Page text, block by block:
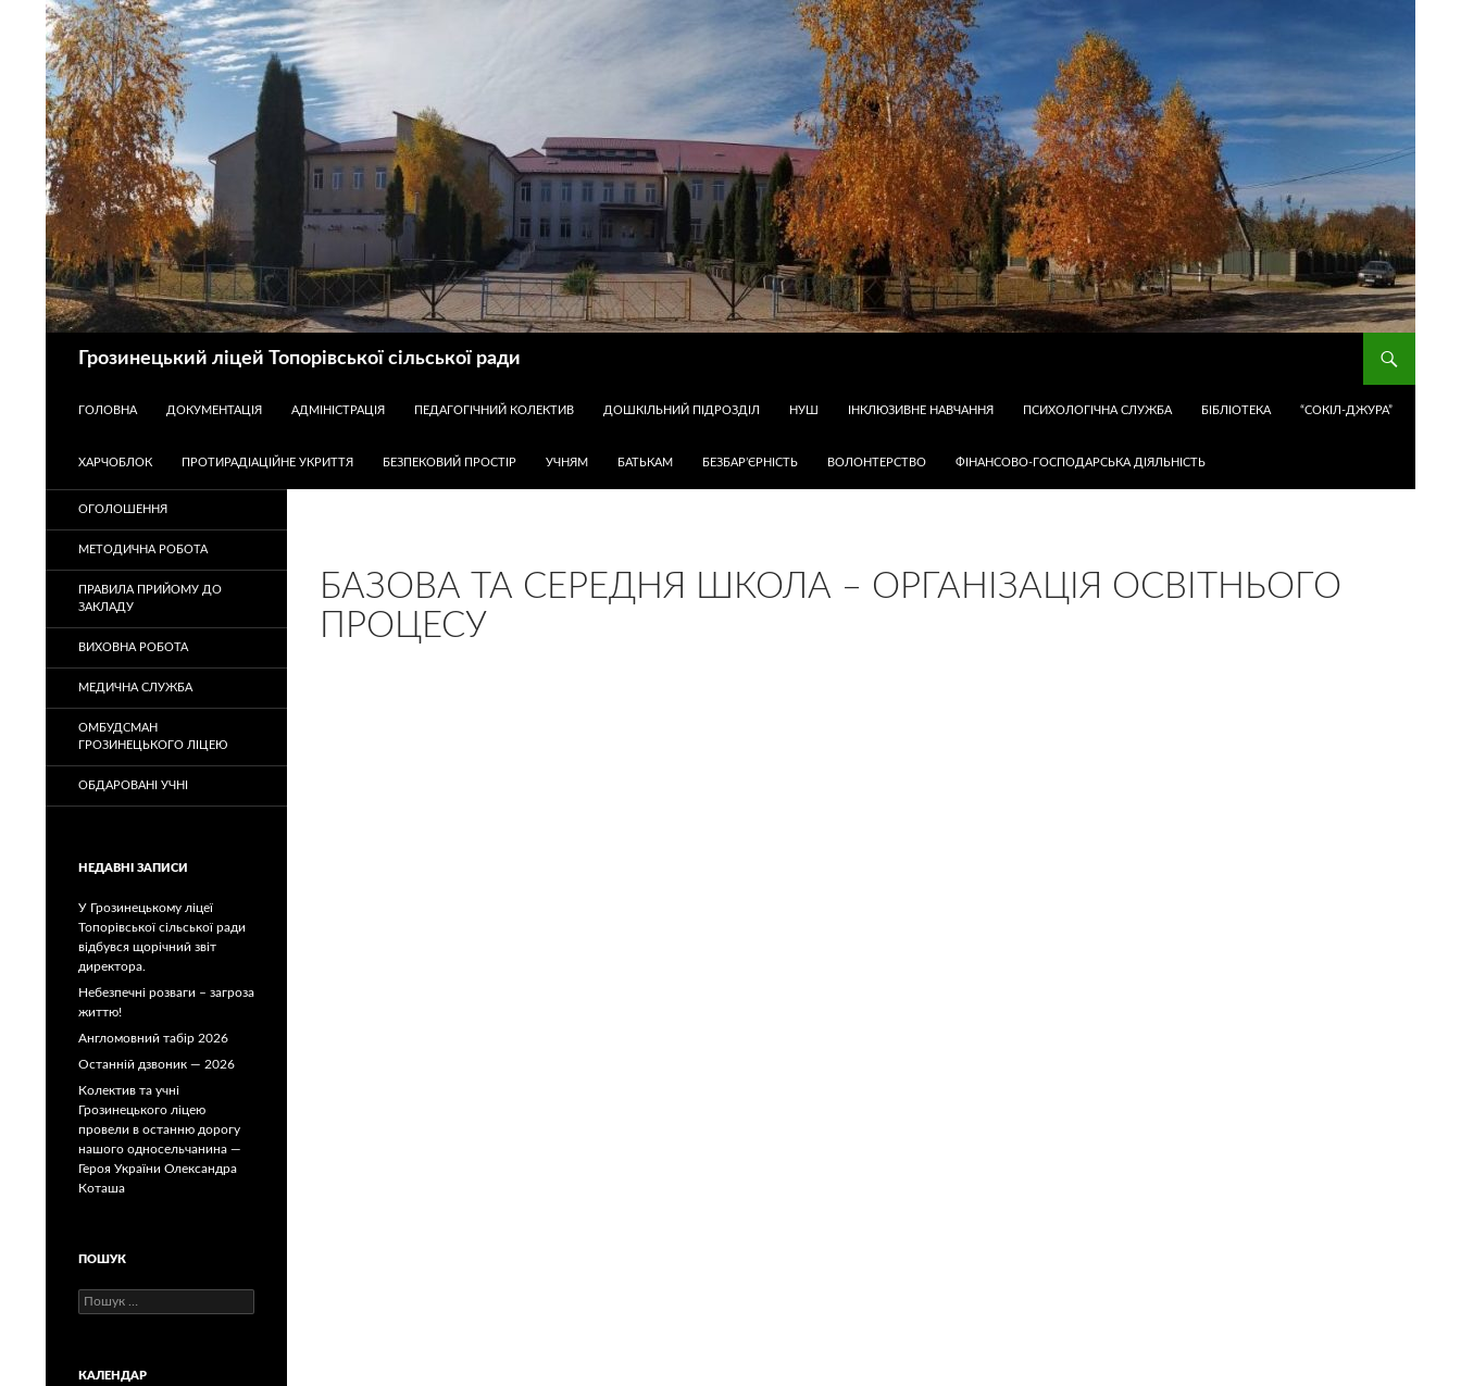
Грозинецький ліцей Топорівської сільської ради
ГОЛОВНА
ДОКУМЕНТАЦІЯ АДМІНІСТРАЦІЯ ПЕДАГОГІЧНИЙ КОЛЕКТИВ ДОШКІЛЬНИЙ ПІДРОЗДІЛ НУШ ІНКЛЮЗИВНЕ НАВЧАННЯ ПСИХОЛОГІЧНА СЛУЖБА БІБЛІОТЕКА “СОКІЛ-ДЖУРА”
ХАРЧОБЛОК ПРОТИРАДІАЦІЙНЕ УКРИТТЯ БЕЗПЕКОВИЙ ПРОСТІР УЧНЯМ БАТЬКАМ БЕЗБАР’ЄРНІСТЬ ВОЛОНТЕРСТВО ФІНАНСОВО-ГОСПОДАРСЬКА ДІЯЛЬНІСТЬ
БАЗОВА ТА СЕРЕДНЯ ШКОЛА – ОРГАНІЗАЦІЯ ОСВІТНЬОГО
ПРОЦЕСУ
ОГОЛОШЕННЯ
МЕТОДИЧНА РОБОТА
ПРАВИЛА ПРИЙОМУ ДО
ЗАКЛАДУ
ВИХОВНА РОБОТА
МЕДИЧНА СЛУЖБА
ОМБУДСМАН
ГРОЗИНЕЦЬКОГО ЛІЦЕЮ
ОБДАРОВАНІ УЧНІ
НЕДАВНІ ЗАПИСИ
У Грозинецькому ліцеї
Топорівської сільської ради
відбувся щорічний звіт
директора.
Небезпечні розваги – загроза
життю!
Англомовний табір 2026
Останній дзвоник — 2026
Колектив та учні
Грозинецького ліцею
провели в останню дорогу
нашого односельчанина —
Героя України Олександра
Коташа
ПОШУК
Пошук:
КАЛЕНДАР